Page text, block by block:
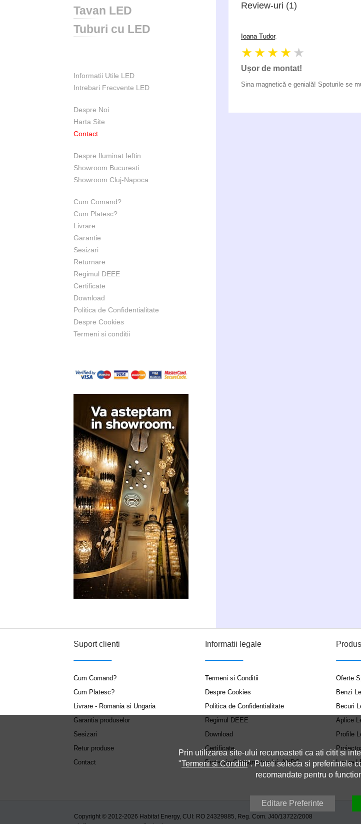
Tavan LED
Tuburi cu LED
Informatii Utile LED
Intrebari Frecvente LED
Despre Noi
Harta Site
Contact
Despre Iluminat Ieftin
Showroom Bucuresti
Showroom Cluj-Napoca
Cum Comand?
Cum Platesc?
Livrare
Garantie
Sesizari
Returnare
Regimul DEEE
Certificate
Download
Politica de Confidentialitate
Despre Cookies
Termeni si conditii
Review-uri (1)
Ioana Tudor,
★★★★ ★
Ușor de montat!
Sina magnetică e genială! Spoturile se
Suport clienti
Cum Comand?
Cum Platesc?
Livrare - Romania si Ungaria
Garantia produselor
Sesizari
Retur produse
Contact
Informatii legale
Termeni si Conditii
Despre Cookies
Politica de Confidentialitate
Regimul DEEE
Download
Certificate
Protecția Consumatorului: ANPC
Oferte
Benzi
Becuri
Aplice
Profile
Lustre
Copyright © 2012-2026 Habitat Energy, CUI: RO 24329885, Reg. Com. J40/13722/2008
Prin utilizarea site-ului recunoasteti ca ati citit si
"Termeni si Conditii". Puteti selecta si preferintele
recomandate pentru o
Editare Preferinte